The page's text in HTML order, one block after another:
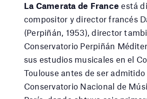
La Camerata de France está
compositor y director francés
(Perpiñán, 1953), director
Conservatorio Perpiñán
sus estudios musicales en el
Toulouse antes de ser admitido
Conservatorio Nacional de